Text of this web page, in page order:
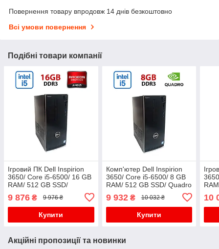
Повернення товару впродовж 14 днів безкоштовно
Всі умови повернення
Подібні товари компанії
Ігровий ПК Dell Inspirion
3650/ Core i5-6500/ 16 GB
RAM/ 512 GB SSD/
9 876 ₴ 9 976 ₴
Купити
Комп'ютер Dell Inspirion
3650/ Core i5-6500/ 8 GB
RAM/ 512 GB SSD/ Quadro
9 932₴ 10 032 ₴
Купити
10
Акційні пропозиції та новинки